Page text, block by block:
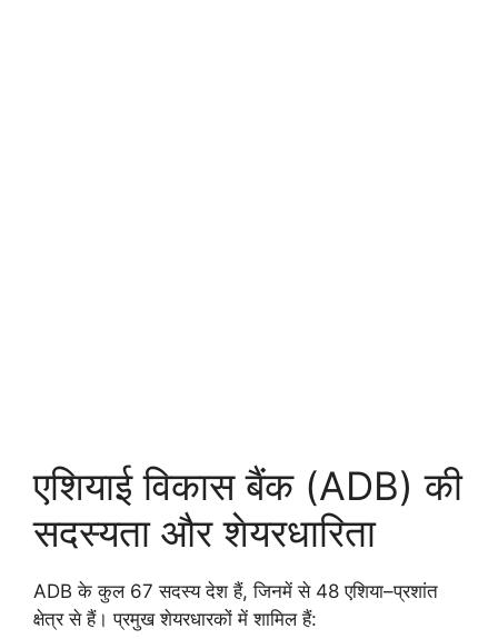
एशियाई विकास बैंक (ADB) की
सदस्यता और शेयरधारिता
ADB के कुल 67 सदस्य देश हैं, जिनमें से 48 एशिया–प्रशांत
क्षेत्र से हैं। प्रमुख शेयरधारकों में शामिल हैं: